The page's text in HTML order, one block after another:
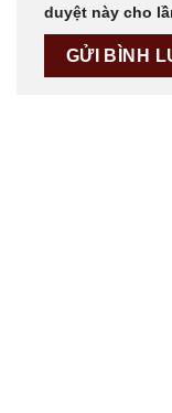
duyệt này cho